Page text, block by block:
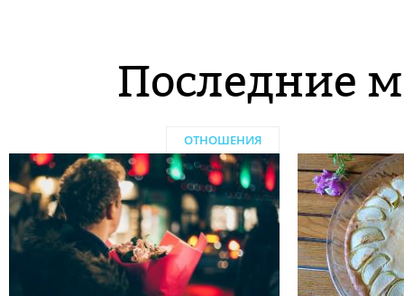
Последние
ОТНОШЕНИЯ